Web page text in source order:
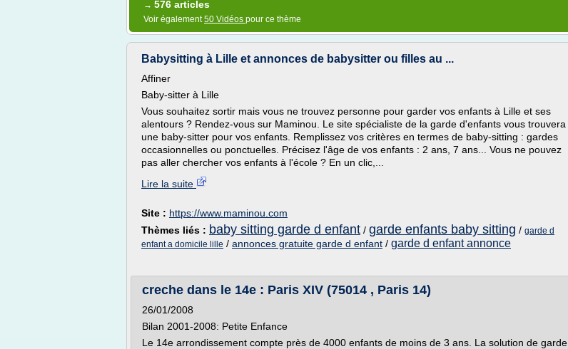
→ 576 articles
Voir également50 Vidéos pour ce thème
Babysitting à Lille et annonces de babysitter ou filles au ...
Affiner
Baby-sitter à Lille
Vous souhaitez sortir mais vous ne trouvez personne pour garder vos enfants à Lille et ses
alentours ? Rendez-vous sur Maminou. Le site spécialiste de la garde d'enfants vous trouvera
une baby-sitter pour vos enfants. Remplissez vos critères en termes de baby-sitting : gardes
occasionnelles ou ponctuelles. Précisez l'âge de vos enfants : 2 ans, 7 ans... Vous ne pouvez
pas aller chercher vos enfants à l'école ? En un clic,...
Lire la suite
Site : https://www.maminou.com
Thèmes liés : baby sitting garde d enfant / garde enfants baby sitting / garde d
enfant a domicile lille / annonces gratuite garde d enfant / garde d enfant annonce
creche dans le 14e : Paris XIV (75014 , Paris 14)
26/01/2008
Bilan 2001-2008: Petite Enfance
Le 14e arrondissement compte près de 4000 enfants de moins de 3 ans. La solution de garde